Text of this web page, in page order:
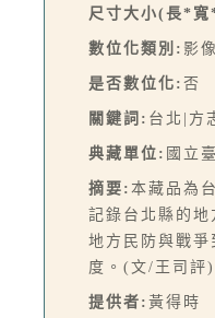
尺寸大小(長*
數位化類別: 影
是否數位化: 否
關鍵詞: 台北|方
典藏單位: 國立
摘要: 本藏品為
記錄台北縣的地
地方民防與戰爭
度。(文/王司評)
提供者: 黃得時